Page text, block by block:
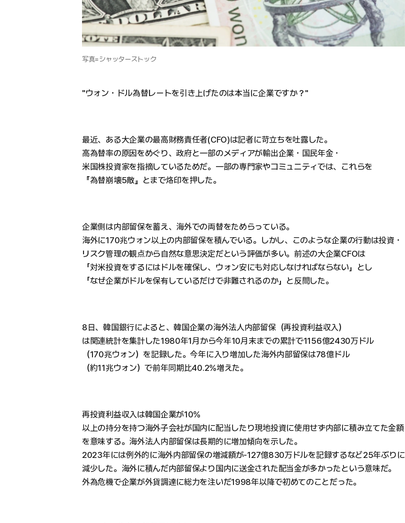
写真=シャッターストック
"ウォン・ドル為替レートを引き上げたのは本当に企業ですか？"
最近、ある大企業の最高財務責任者(CFO)は記者に苛立ちを吐露した。
高為替率の原因をめぐり、政府と一部のメディアが輸出企業・国民年金・
米国株投資家を指摘しているためだ。一部の専門家やコミュニティでは、これらを
『為替崩壊5敵』とまで烙印を押した。
企業側は内部留保を蓄え、海外での両替をためらっている。
海外に170兆ウォン以上の内部留保を積んでいる。しかし、このような企業の行動は投資・
リスク管理の観点から自然な意思決定だという評価が多い。前述の大企業CFOは
「対米投資をするにはドルを確保し、ウォン安にも対応しなければならない」とし
「なぜ企業がドルを保有しているだけで非難されるのか」と反問した。
8日、韓国銀行によると、韓国企業の海外法人内部留保（再投資利益収入）
は関連統計を集計した1980年1月から今年10月末までの累計で1156億2430万ドル
（170兆ウォン）を記録した。今年に入り増加した海外内部留保は78億ドル
（約11兆ウォン）で前年同期比40.2%増えた。
再投資利益収入は韓国企業が10%
以上の持分を持つ海外子会社が国内に配当したり現地投資に使用せず内部に積み立てた金額
を意味する。海外法人内部留保は長期的に増加傾向を示した。
2023年には例外的に海外内部留保の増減額が-127億830万ドルを記録するなど25年ぶりに
減少した。海外に積んだ内部留保より国内に送金された配当金が多かったという意味だ。
外為危機で企業が外貨調達に総力を注いだ1998年以降で初めてのことだった。